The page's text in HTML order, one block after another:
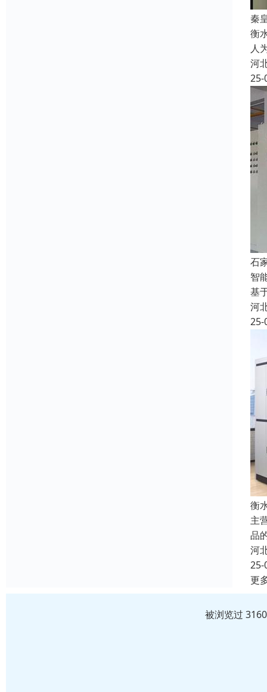
秦
衡
人
河
25-
石
智
基
河
25-
衡
主
品
河
25-
更
被浏览过